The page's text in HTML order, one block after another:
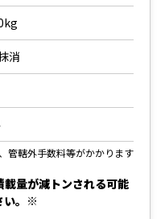
消
管轄外手数料等がかかります
量が減トンされる可能
い。※